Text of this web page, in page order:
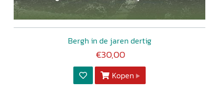
Bergh in de jaren dertig
€30,00
Kopen